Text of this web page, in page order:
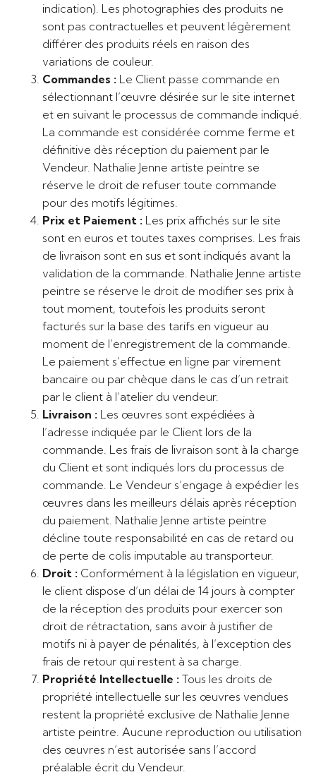
indication). Les photographies des produits ne
sont pas contractuelles et peuvent légèrement
différer des produits réels en raison des
variations de couleur.
Commandes : Le Client passe commande en
sélectionnant l’œuvre désirée sur le site internet
et en suivant le processus de commande indiqué.
La commande est considérée comme ferme et
définitive dès réception du paiement par le
Vendeur. Nathalie Jenne artiste peintre se
réserve le droit de refuser toute commande
pour des motifs légitimes.
Prix et Paiement : Les prix affichés sur le site
sont en euros et toutes taxes comprises. Les frais
de livraison sont en sus et sont indiqués avant la
validation de la commande. Nathalie Jenne artiste
peintre se réserve le droit de modifier ses prix à
tout moment, toutefois les produits seront
facturés sur la base des tarifs en vigueur au
moment de l’enregistrement de la commande.
Le paiement s’effectue en ligne par virement
bancaire ou par chèque dans le cas d’un retrait
par le client à l’atelier du vendeur.
Livraison : Les œuvres sont expédiées à
l’adresse indiquée par le Client lors de la
commande. Les frais de livraison sont à la charge
du Client et sont indiqués lors du processus de
commande. Le Vendeur s’engage à expédier les
œuvres dans les meilleurs délais après réception
du paiement. Nathalie Jenne artiste peintre
décline toute responsabilité en cas de retard ou
de perte de colis imputable au transporteur.
Droit : Conformément à la législation en vigueur,
le client dispose d’un délai de 14 jours à compter
de la réception des produits pour exercer son
droit de rétractation, sans avoir à justifier de
motifs ni à payer de pénalités, à l’exception des
frais de retour qui restent à sa charge.
Propriété Intellectuelle : Tous les droits de
propriété intellectuelle sur les œuvres vendues
restent la propriété exclusive de Nathalie Jenne
artiste peintre. Aucune reproduction ou utilisation
des œuvres n’est autorisée sans l’accord
préalable écrit du Vendeur.